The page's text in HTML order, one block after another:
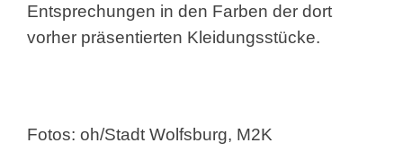
Entsprechungen in den Farben der dort
vorher präsentierten Kleidungsstücke.
Fotos: oh/Stadt Wolfsburg, M2K